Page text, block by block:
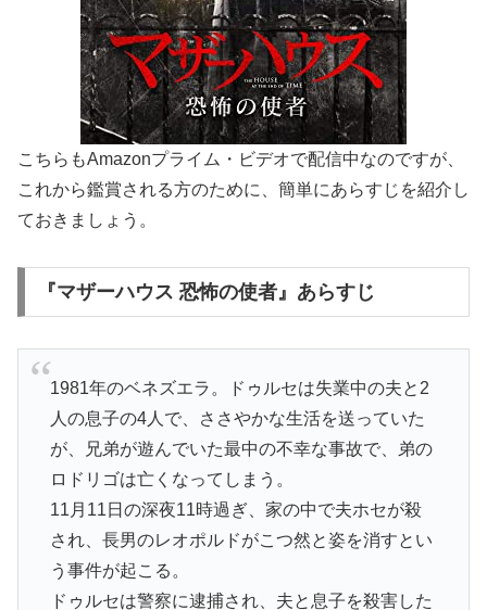
こちらもAmazonプライム・ビデオで配信中なのですが、
これから鑑賞される方のために、簡単にあらすじを紹介し
ておきましょう。
『マザーハウス 恐怖の使者』あらすじ
1981年のベネズエラ。ドゥルセは失業中の夫と2
人の息子の4人で、ささやかな生活を送っていた
が、兄弟が遊んでいた最中の不幸な事故で、弟の
ロドリゴは亡くなってしまう。
11月11日の深夜11時過ぎ、家の中で夫ホセが殺
され、長男のレオポルドがこつ然と姿を消すとい
う事件が起こる。
ドゥルセは警察に逮捕され、夫と息子を殺害した